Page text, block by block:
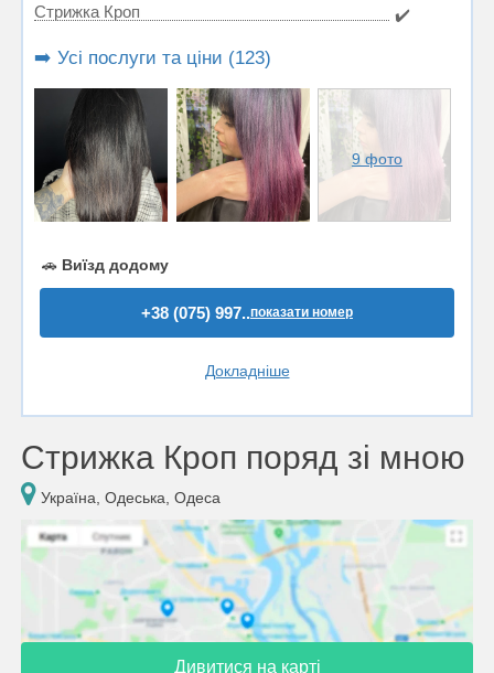
Стрижка Кроп ✔️
➡️ Усі послуги та ціни (123)
9 фото
🚗 Виїзд додому
+38 (075) 997..показати номер
Докладніше
Стрижка Кроп поряд зі мною
Україна, Одеська, Одеса
Дивитися на карті